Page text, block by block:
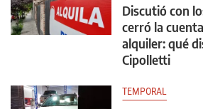
Discutió con
cerró la
alquiler: qué
Cipolletti
TEMPORAL